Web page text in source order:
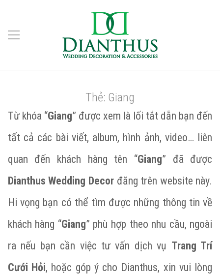
Thẻ: Giang
Từ khóa “Giang” được xem là lối tắt dẫn bạn đến
tất cả các bài viết, album, hình ảnh, video… liên
quan đến khách hàng tên “Giang” đã được
Dianthus Wedding Decorđăng trên website này.
Hi vọng bạn có thể tìm được những thông tin về
khách hàng “Giang” phù hợp theo nhu cầu, ngoài
ra nếu bạn cần việc tư vấn dịch vụ Trang Trí
Cưới Hỏi, hoặc góp ý cho Dianthus, xin vui lòng